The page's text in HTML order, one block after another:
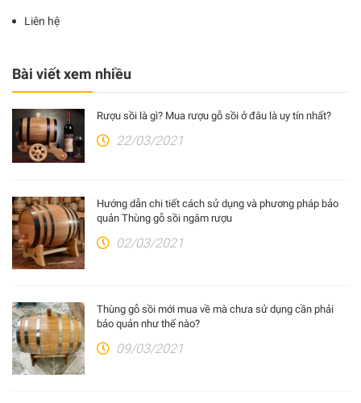
Liên hệ
Bài viết xem nhiều
Rượu sồi là gì? Mua rượu gỗ sồi ở đâu là uy tín nhất?
22/03/2021
Hướng dẫn chi tiết cách sử dụng và phương pháp bảo
quản Thùng gỗ sồi ngâm rượu
02/03/2021
Thùng gỗ sồi mới mua về mà chưa sử dụng cần phải
bảo quản như thế nào?
09/03/2021